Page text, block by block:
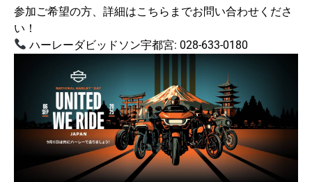
参加ご希望の方、詳細はこちらまでお問い合わせくださ
い！
ハーレーダビッドソン宇都宮: 028-633-0180